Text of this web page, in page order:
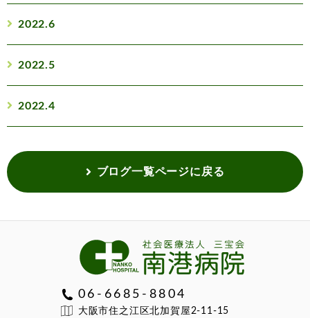
2022.6
2022.5
2022.4
ブログ一覧ページに戻る
06-6685-8804
大阪市住之江区北加賀屋2-11-15